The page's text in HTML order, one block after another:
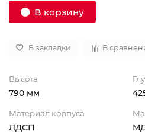
В корзину
В закладки В
Высота
790 мм
Материал корпуса
ЛДСП